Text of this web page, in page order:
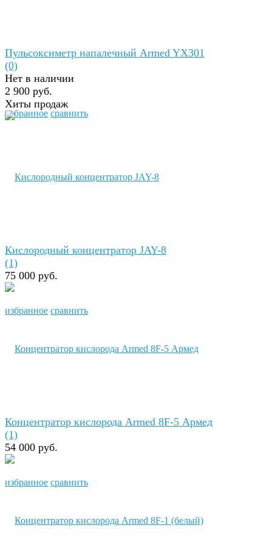
избранное сравнить
Пульсоксиметр напалечный Armed YX301
(0)
Нет в наличии
2 900 руб.
Хиты продаж
избранное сравнить
Кислородный концентратор JAY-8
(1)
75 000 руб.
избранное сравнить
Концентратор кислорода Armed 8F-5 Армед
(1)
54 000 руб.